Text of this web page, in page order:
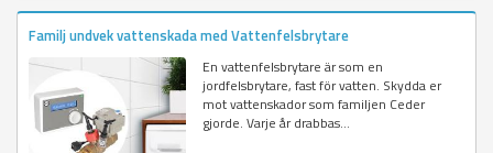
Familj undvek vattenskada med Vattenfelsbrytare
En vattenfelsbrytare är som en
jordfelsbrytare, fast för vatten. Skydda er
mot vattenskador som familjen Ceder
gjorde. Varje år drabbas...